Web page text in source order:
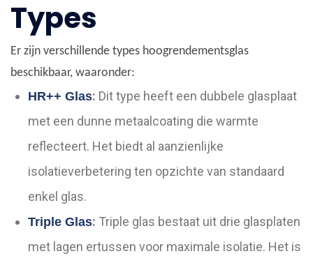
Types
Er zijn verschillende types hoogrendementsglas
beschikbaar, waaronder:
HR++ Glas: Dit type heeft een dubbele glasplaat
met een dunne metaalcoating die warmte
reflecteert. Het biedt al aanzienlijke
isolatieverbetering ten opzichte van standaard
enkel glas.
Triple Glas: Triple glas bestaat uit drie glasplaten
met lagen ertussen voor maximale isolatie. Het is